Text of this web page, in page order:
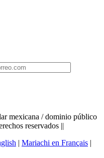
mexicana / dominio público
reservados ||
| Mariachi en Français |